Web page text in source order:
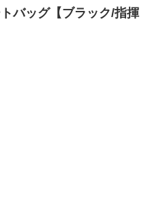
バッグ【ブラック/指揮